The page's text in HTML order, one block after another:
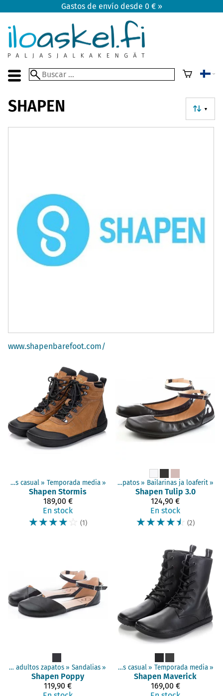
Gastos de envío desde 0 € »
▼
SHAPEN
www.shapenbarefoot.com/
Zapatos casual ‪» Temporada media ‪»
Shapen Stormis
189,00 €
En stock
☆☆☆☆☆ (1)
‪»Zapatos descalzos‪» Para adultos zapatos ‪» Bailarinas ja loaferit ‪»
Shapen Tulip 3.0
124,90 €
En stock
☆☆☆☆☆ (2)
Para adultos zapatos ‪» Sandalias ‪»
Shapen Poppy
119,90 €
‪»Para adultos zapatos‪» Zapatos casual ‪» Temporada media ‪»
Shapen Maverick
169,00 €